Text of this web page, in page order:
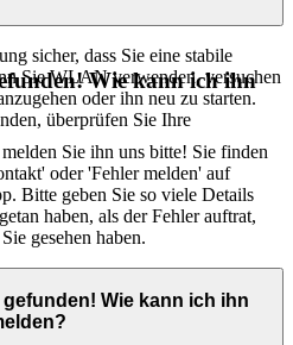
sicher, dass Sie eine stabile
Sie WLAN verwenden, versuchen
oder ihn neu zu starten.
überprüfen Sie Ihre
Wie kann ich ihn
Sie ihn uns bitte! Sie finden
oder 'Fehler melden' auf
Bitte geben Sie so viele Details
haben, als der Fehler auftrat,
gesehen haben.
gefunden! Wie kann ich ihn